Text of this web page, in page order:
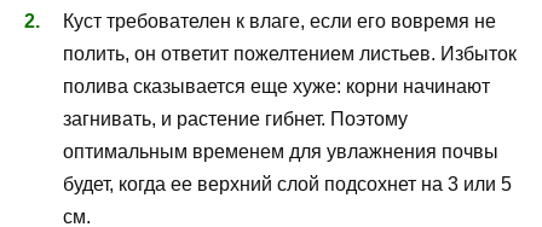
Куст требователен к влаге, если его вовремя не
полить, он ответит пожелтением листьев. Избыток
полива сказывается еще хуже: корни начинают
загнивать, и растение гибнет. Поэтому
оптимальным временем для увлажнения почвы
будет, когда ее верхний слой подсохнет на 3 или 5
см.